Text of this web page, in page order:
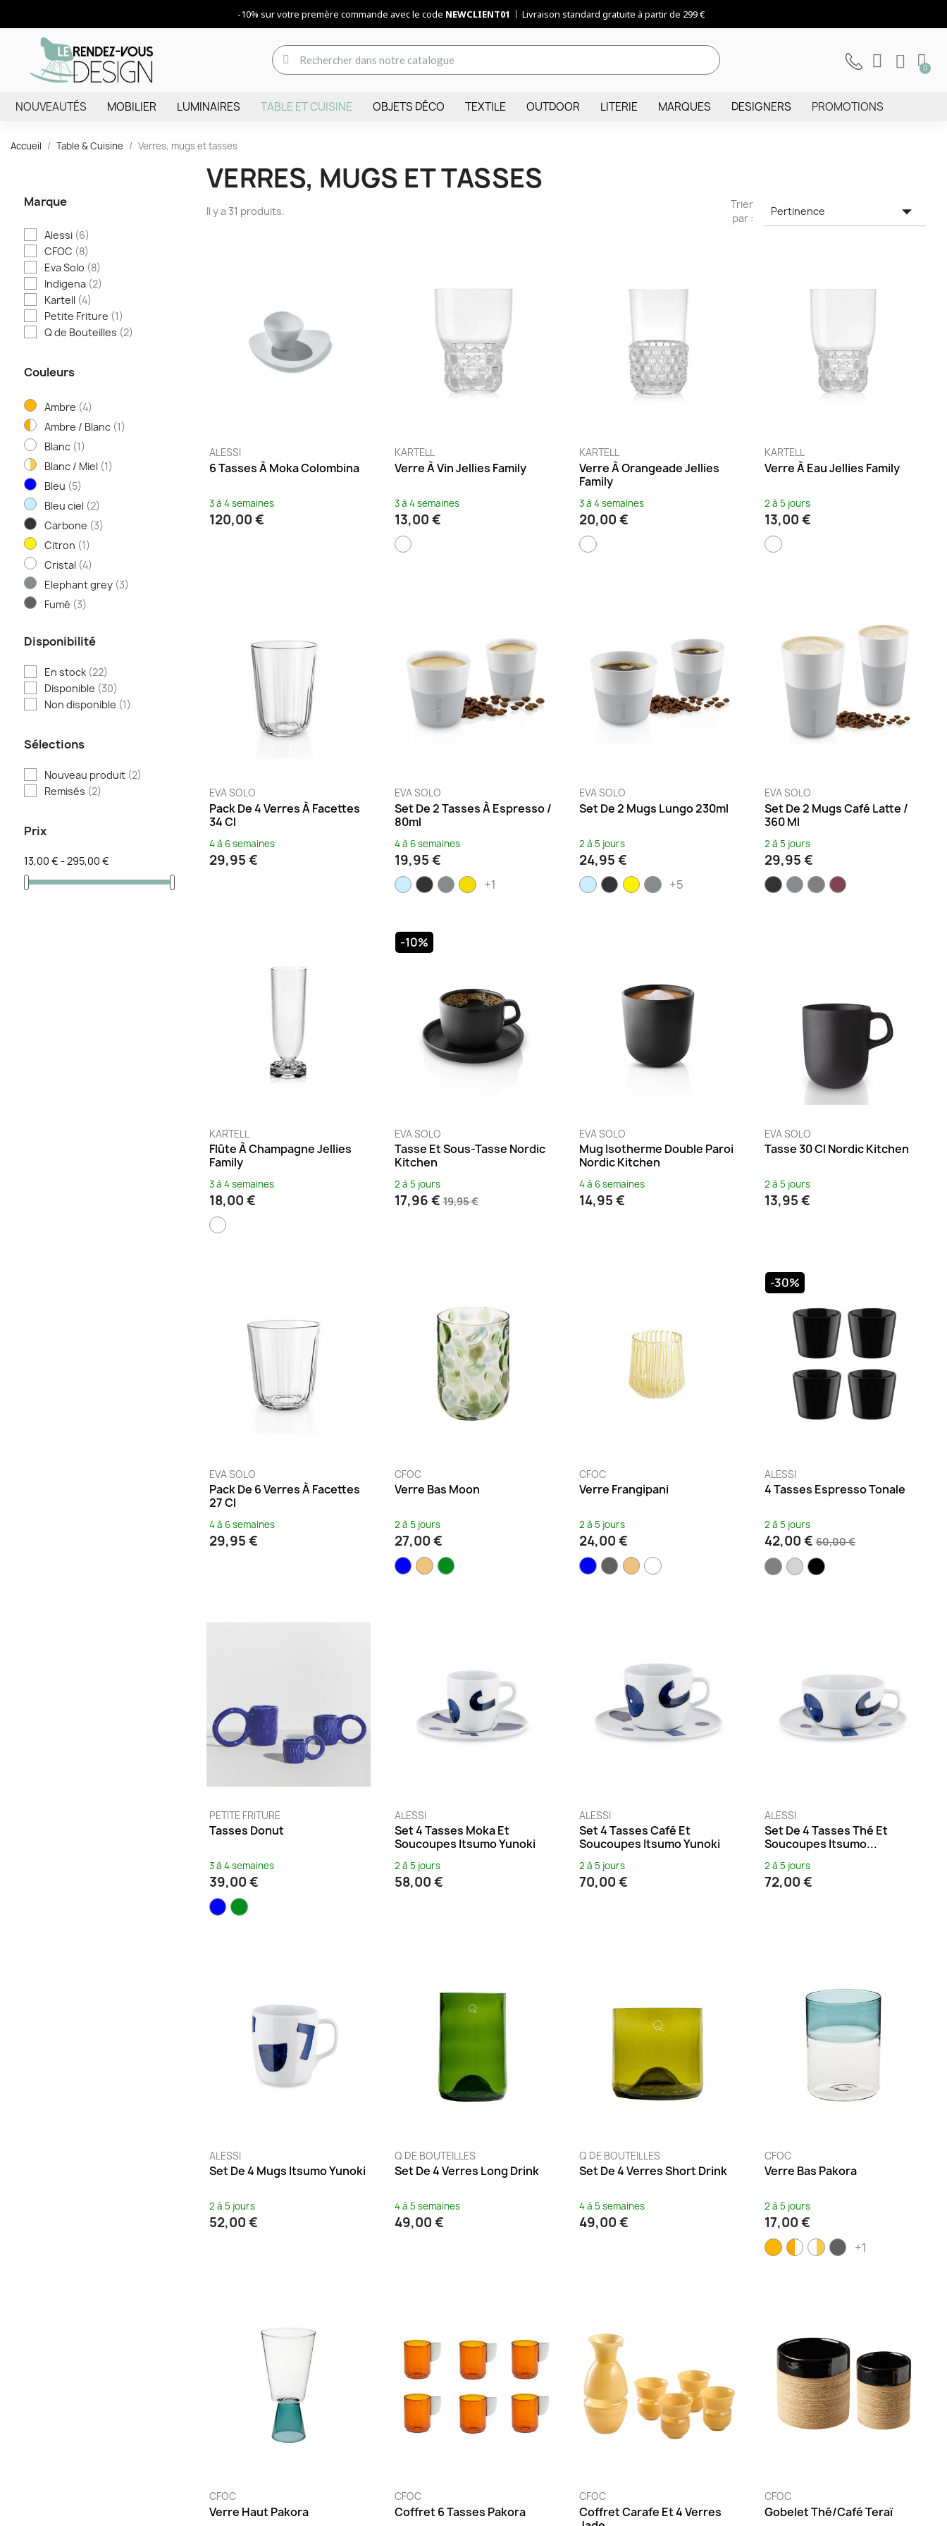
-10% sur votre premère commande avec le code NEWCLIENT01 Livraison standard gratuite à partir de 299 €
NOUVEAUTÉS MOBILIER LUMINAIRES TABLE ET CUISINE OBJETS DÉCO TEXTILE OUTDOOR LITERIE MARQUES DESIGNERS PROMOTIONS
Accueil Table & Cuisine Verres, mugs et tasses
Marque
Alessi (6)
CFOC (8)
Eva Solo (8)
Indigena (2)
Kartell (4)
Petite Friture (1)
Q de Bouteilles (2)
Couleurs
Ambre (4)
Ambre / Blanc (1)
Blanc (1)
Blanc / Miel (1)
Bleu (5)
Bleu ciel (2)
Carbone (3)
Citron (1)
Cristal (4)
Elephant grey (3)
Fumé (3)
Gris(4)
Gris chaud
(1)
Gris clair(1)
Miel (2)
Pomegranate
Terre de Sienne(1)
Violet(1)
Disponibilité
En stock (22)
Disponible (30)
Non disponible (1)
Sélections
Nouveau produit (2)
Remisés (2)
Prix
13,00 € - 295,00 €
VERRES, MUGS ET TASSES
Il y a 31 produits.
Trier
par :
Pertinence 
ALESSI
6 Tasses À Moka Colombina
3 à 4 semaines
120,00 €
KARTELL
Verre À Vin Jellies Family
3 à 4 semaines
13,00 €
KARTELL
Verre À Orangeade Jellies
Family
3 à 4 semaines
20,00 €
KARTELL
Verre À Eau Jellies Family
2 à 5 jours
13,00 €
EVA SOLO
Pack De 4 Verres À Facettes
34 Cl
4 à 6 semaines
29,95 €
EVA SOLO
Set De 2 Tasses À Espresso /
80ml
4 à 6 semaines
19,95 €
+1
EVA SOLO
Set De 2 Mugs Lungo 230ml
2 à 5 jours
24,95 €
+5
EVA SOLO
Set De 2 Mugs Café Latte /
360 Ml
2 à 5 jours
29,95 €
KARTELL
Flûte À Champagne Jellies
Family
3 à 4 semaines
18,00 €
EVA SOLO
Tasse Et Sous-Tasse Nordic
Kitchen
2 à 5 jours
17,96 €19,95 €
-10%
EVA SOLO
Mug Isotherme Double Paroi
Nordic Kitchen
4 à 6 semaines
14,95 €
EVA SOLO
Tasse 30 Cl Nordic Kitchen
2 à 5 jours
13,95 €
EVA SOLO
Pack De 6 Verres À Facettes
27 Cl
4 à 6 semaines
29,95 €
CFOC
Verre Bas Moon
2 à 5 jours
27,00 €
CFOC
Verre Frangipani
2 à 5 jours
24,00 €
ALESSI
4 Tasses Espresso Tonale
2 à 5 jours
42,00 €60,00 €
-30%
PETITE FRITURE
Tasses Donut
3 à 4 semaines
39,00 €
ALESSI
Set 4 Tasses Moka Et
Soucoupes Itsumo Yunoki
2 à 5 jours
58,00 €
ALESSI
Set 4 Tasses Café Et
Soucoupes Itsumo Yunoki
2 à 5 jours
70,00 €
ALESSI
Set De 4 Tasses Thé Et
Soucoupes Itsumo...
2 à 5 jours
72,00 €
ALESSI
Set De 4 Mugs Itsumo Yunoki
2 à 5 jours
52,00 €
Q DE BOUTEILLES
Set De 4 Verres Long Drink
4 à 5 semaines
49,00 €
Q DE BOUTEILLES
Set De 4 Verres Short Drink
4 à 5 semaines
49,00 €
CFOC
Verre Bas Pakora
2 à 5 jours
17,00 €
+1
CFOC
Verre Haut Pakora
CFOC
Coffret 6 Tasses Pakora
CFOC
Coffret Carafe Et 4 Verres
CFOC
Gobelet Thé/café Teraï